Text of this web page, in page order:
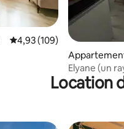
Évaluation moyenne sur la
4,93 (109)
Elyane (un
Location